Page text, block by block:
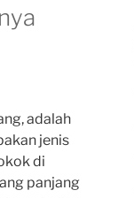
adalah
jenis
di
panjang